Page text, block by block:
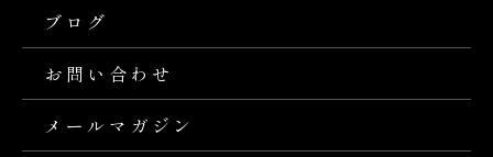
ブログ
お問い合わせ
メールマガジン